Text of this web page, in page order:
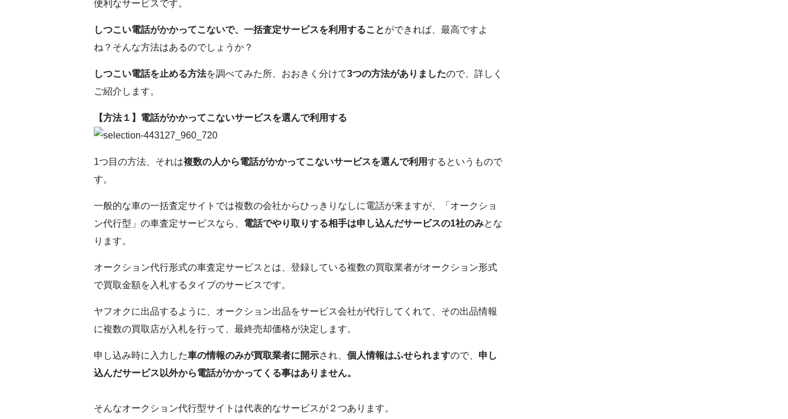
便利なサービスです。
しつこい電話がかかってこないで、一括査定サービスを利用することができれば、最高ですよ
ね？そんな方法はあるのでしょうか？
しつこい電話を止める方法を調べてみた所、おおきく分けて3つの方法がありましたので、詳しく
ご紹介します。
【方法１】電話がかかってこないサービスを選んで利用する
1つ目の方法、それは複数の人から電話がかかってこないサービスを選んで利用するというもので
す。
一般的な車の一括査定サイトでは複数の会社からひっきりなしに電話が来ますが、「オークショ
ン代行型」の車査定サービスなら、 電話でやり取りする相手は申し込んだサービスの1社のみとな
ります。
オークション代行形式の車査定サービスとは、登録している複数の買取業者がオークション形式
で買取金額を入札するタイプのサービスです。
ヤフオクに出品するように、オークション出品をサービス会社が代行してくれて、その出品情報
に複数の買取店が入札を行って、最終売却価格が決定します。
申し込み時に入力した車の情報のみが買取業者に開示され、 個人情報はふせられますので、 申し
込んだサービス以外から電話がかかってくる事はありません。
そんなオークション代行型サイトは代表的なサービスが２つあります。